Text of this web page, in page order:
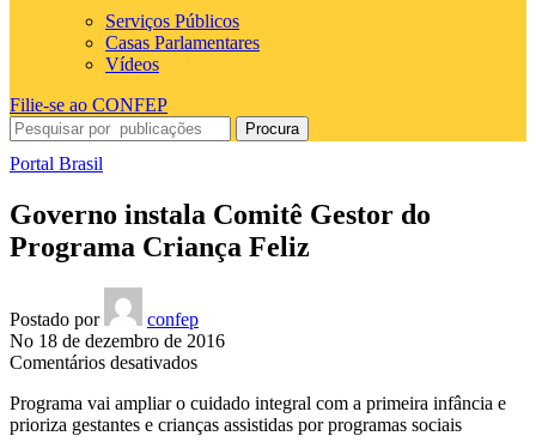
Serviços Públicos
Casas Parlamentares
Vídeos
Filie-se ao CONFEP
Procura
Portal Brasil
Governo instala Comitê Gestor do
Programa Criança Feliz
Postado por
confep
No 18 de dezembro de 2016
Comentários desativadosem
instala
Comitê
Programa vai ampliar o cuidado integral com a primeira infância e
prioriza gestantes e crianças assistidas por programas sociais